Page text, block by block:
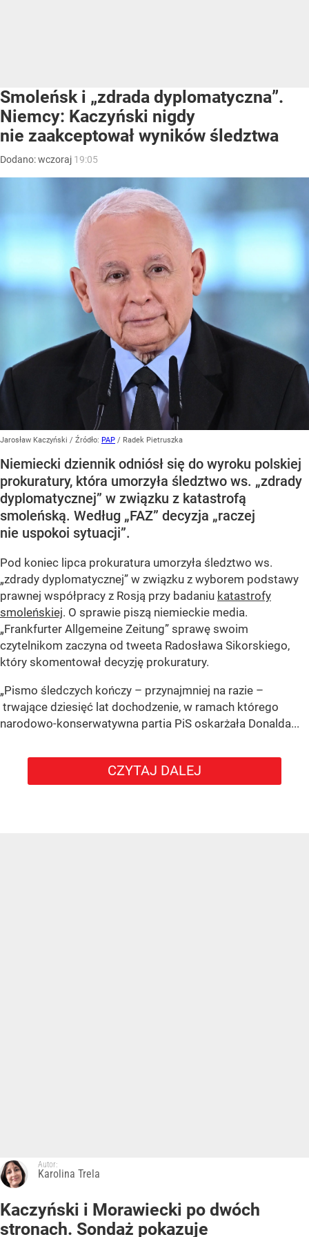
Smoleńsk i „zdrada dyplomatyczna”.
Niemcy: Kaczyński nigdy
nie zaakceptował wyników śledztwa
Dodano:wczoraj 19:05
Jarosław Kaczyński / Źródło: PAP / Radek Pietruszka
Niemiecki dziennik odniósł się do wyroku polskiej
prokuratury, która umorzyła śledztwo ws. „zdrady
dyplomatycznej” w związku z katastrofą
smoleńską. Według „FAZ” decyzja „raczej
nie uspokoi sytuacji”.
Pod koniec lipca prokuratura umorzyła śledztwo ws.
„zdrady dyplomatycznej” w związku z wyborem podstawy
prawnej współpracy z Rosją przy badaniu katastrofy
smoleńskiej. O sprawie piszą niemieckie media.
„Frankfurter Allgemeine Zeitung” sprawę swoim
czytelnikom zaczyna od tweeta Radosława Sikorskiego,
który skomentował decyzję prokuratury.
„Pismo śledczych kończy – przynajmniej na razie –
trwające dziesięć lat dochodzenie, w ramach którego
narodowo-konserwatywna partia PiS oskarżała Donalda...
CZYTAJ DALEJ
Autor:
Karolina Trela
Kaczyński i Morawiecki po dwóch
stronach. Sondaż pokazuje